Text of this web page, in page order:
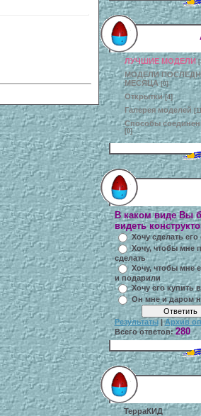
ЛУЧШИЕ МОДЕЛИ
МОДЕЛИ
МЕСЯЦА [0]
Открытки [4]
Галерея моделей
Способы
[0]
В каком виде Вы
видеть
Хочу сделать его
Хочу, чтобы мне
сделать
Хочу, чтобы мне
и подарили
Хочу его купить
Он мне и даром
Результаты|Архив
Всего ответов:280
ТерраКИД